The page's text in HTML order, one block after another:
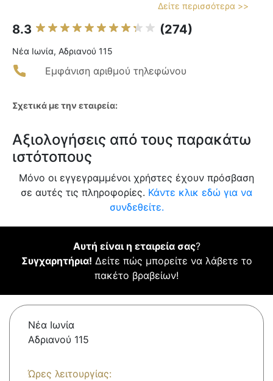
Δείτε περισσότερα >>
8.3 (274)
Νέα Ιωνία, Αδριανού 115
Εμφάνιση αριθμού τηλεφώνου
Σχετικά με την εταιρεία:
Αξιολογήσεις από τους παρακάτω
ιστότοπους
Μόνο οι εγγεγραμμένοι χρήστες έχουν πρόσβαση
σε αυτές τις πληροφορίες. Κάντε κλικ εδώ για να
συνδεθείτε.
Αυτή είναι η εταιρεία σας?
Συγχαρητήρια! Δείτε πώς μπορείτε να λάβετε το
πακέτο βραβείων!
Νέα Ιωνία
Αδριανού 115
Ώρες λειτουργίας: